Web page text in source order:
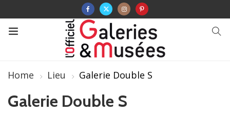
Home Lieu Galerie Double S
Galerie Double S